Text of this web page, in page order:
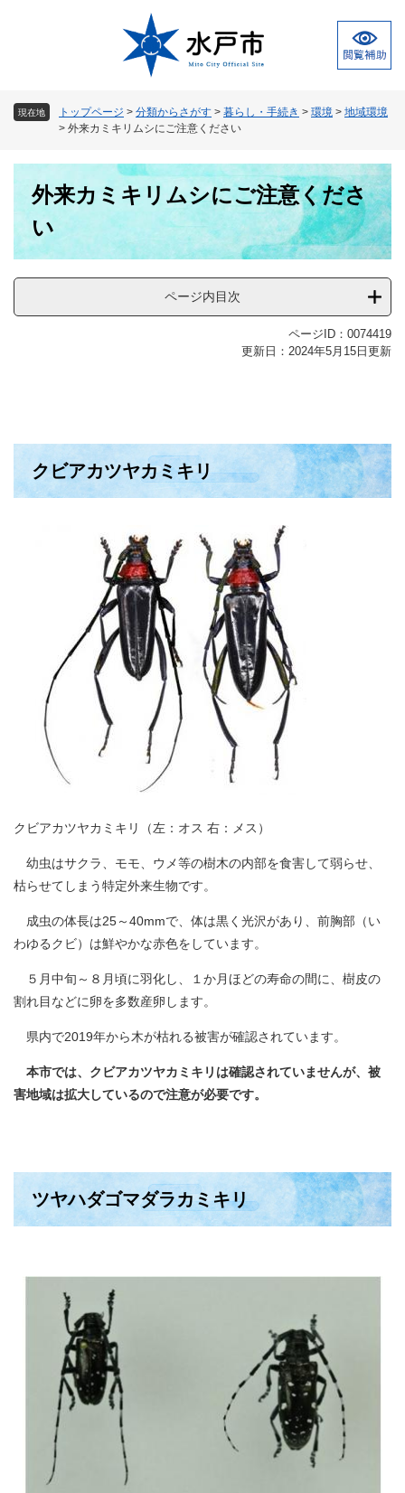
現在地 トップページ > 分類からさがす > 暮らし・手続き > 環境 > 地域環境
> 外来カミキリムシにご注意ください
外来カミキリムシにご注意くださ
い
ページ内目次
ページID：0074419
更新日：2024年5月15日更新
クビアカツヤカミキリ
クビアカツヤカミキリ（左：オス 右：メス）
幼虫はサクラ、モモ、ウメ等の樹木の内部を食害して弱らせ、
枯らせてしまう特定外来生物です。
成虫の体長は25～40mmで、体は黒く光沢があり、前胸部（い
わゆるクビ）は鮮やかな赤色をしています。
５月中旬～８月頃に羽化し、１か月ほどの寿命の間に、樹皮の
割れ目などに卵を多数産卵します。
県内で2019年から木が枯れる被害が確認されています。
本市では、クビアカツヤカミキリは確認されていませんが、被
害地域は拡大しているので注意が必要です。
ツヤハダゴマダラカミキリ